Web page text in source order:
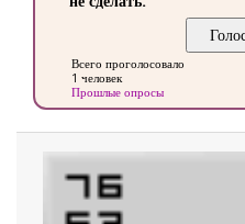
Всего проголосовало
1 человек
Прошлые опросы